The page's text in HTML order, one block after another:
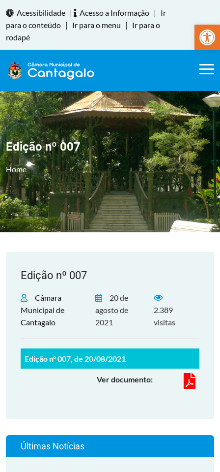
Abrir
Acessibilidade | Acesso a Informação |
Ir
para o conteúdo | Ir para o menu |
Ir para o
rodapé
Edição nº 007
Home
Edição nº 007
Câmara
Municipal de
Cantagalo
20 de
agosto de
2021
2.389
visitas
Edição nº 007, de 20/08/2021
Ver documento:
Últimas Notícias